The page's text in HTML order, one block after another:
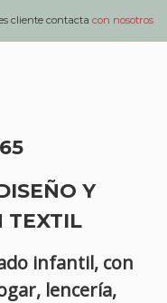
cliente contactacon nosotros
Y
TEXTIL
infantil, con
lencería,